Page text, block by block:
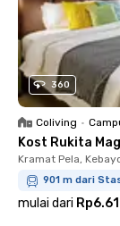
360
Coliving •
Kost Rukita
Kramat Pela,
901 m dari
mulai dari